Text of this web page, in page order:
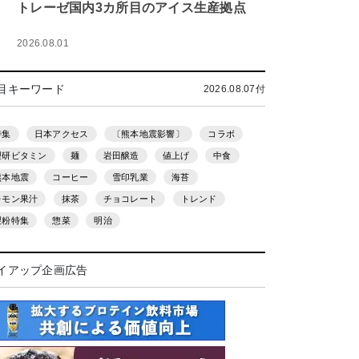
トレーゼ国内3カ所目のアイス生産拠点
2026.08.01
キーワード 2026.08.07付
集 日本アクセス 〔熊本地震影響〕 コラボ
研ビタミン 麺 岩田醸造 値上げ 中食
本地震 コーヒー 雪印乳業 海苔
モン果汁 抹茶 チョコレート トレンド
粉特集 惣菜 明治
アップ企画広告